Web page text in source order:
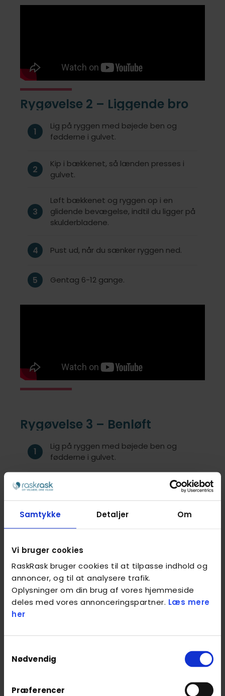
Samtykke Detaljer Om
Vi bruger cookies
RaskRask bruger cookies til at tilpasse indhold og
annoncer, og til at analysere trafik.
Oplysninger om din brug af vores hjemmeside
deles med vores annonceringspartner. Læs mere
her
Nødvendig
Præferencer
Rygøvelse 2 – Liggende bro
1
Lig på ryggen med bøjede ben og
fødderne i gulvet.
2
Kip i bækkenet, så lænden presses i
gulvet.
3
Løft bækkenet og ryggen op i en
glidende bevægelse, indtil du ligger på
skulderbladene.
4 Pust ud, når du sænker ryggen ned.
5 Gentag 6-12 gange.
Rygøvelse 3 – Benløft
1
Lig på ryggen med bøjede ben og
fødderne i gulvet.
2
Spænd i bækkenbunden og sug navlen
ind.
3
Løft det ene ben, indtil knæet er over
hoften.
5 Pust ud, når du sænker benet.